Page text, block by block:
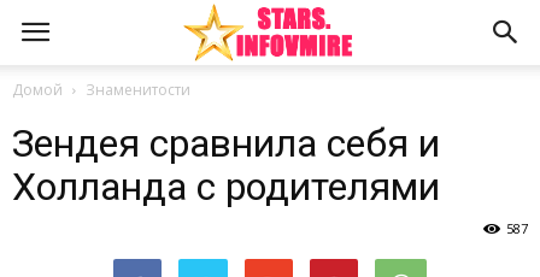
Домой Знаменитости
Зендея сравнила себя и
Холланда с родителями
587